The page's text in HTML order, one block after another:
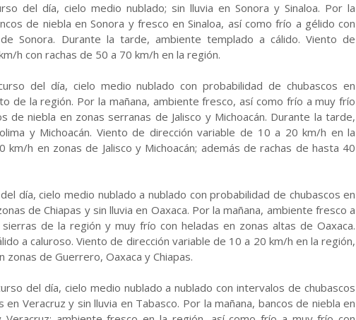
del día, cielo medio nublado; sin lluvia en Sonora y Sinaloa. Por la
de niebla en Sonora y fresco en Sinaloa, así como frío a gélido con
Sonora. Durante la tarde, ambiente templado a cálido. Viento de
h con rachas de 50 a 70 km/h en la región.
del día, cielo medio nublado con probabilidad de chubascos en
de la región. Por la mañana, ambiente fresco, así como frío a muy frío
de niebla en zonas serranas de Jalisco y Michoacán. Durante la tarde,
y Michoacán. Viento de dirección variable de 10 a 20 km/h en la
km/h en zonas de Jalisco y Michoacán; además de rachas de hasta 40
día, cielo medio nublado a nublado con probabilidad de chubascos en
de Chiapas y sin lluvia en Oaxaca. Por la mañana, ambiente fresco a
de la región y muy frío con heladas en zonas altas de Oaxaca.
a caluroso. Viento de dirección variable de 10 a 20 km/h en la región,
zonas de Guerrero, Oaxaca y Chiapas.
del día, cielo medio nublado a nublado con intervalos de chubascos
en Veracruz y sin lluvia en Tabasco. Por la mañana, bancos de niebla en